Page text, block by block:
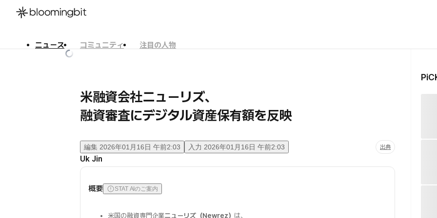
ニュース コミュニティ
注目の人物
米融資会社ニューリズ、
融資審査にデジタル資産保有額を反映
編集 2026年01月16日 午前2:03 入力 2026年01月16日 午前2:03 出典
Uk Jin
概要 STAT AIのご案内
米国の融資専門企業ニューリズ（Newrez） は、